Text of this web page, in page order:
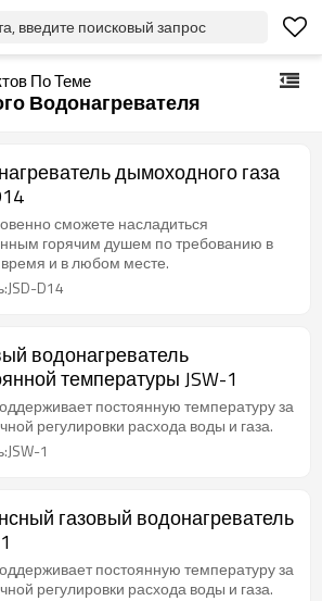
введите поисковый запрос
По Теме
Водонагревателя
дымоходного газа
сможете насладиться
горячим душем по требованию в
и в любом месте.
D14
водонагреватель
температуры JSW-1
постоянную температуру за
регулировки расхода воды и газа.
1
газовый водонагреватель
постоянную температуру за
регулировки расхода воды и газа.